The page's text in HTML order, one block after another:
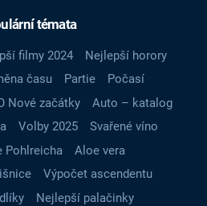
témata
filmy 2024
Nejlepší horory
času Partie
Počasí
Nové začátky
Auto – katalog
Volby 2025
Svařené víno
Pohlreicha
Aloe vera
Výpočet ascendentu
Nejlepší palačinky